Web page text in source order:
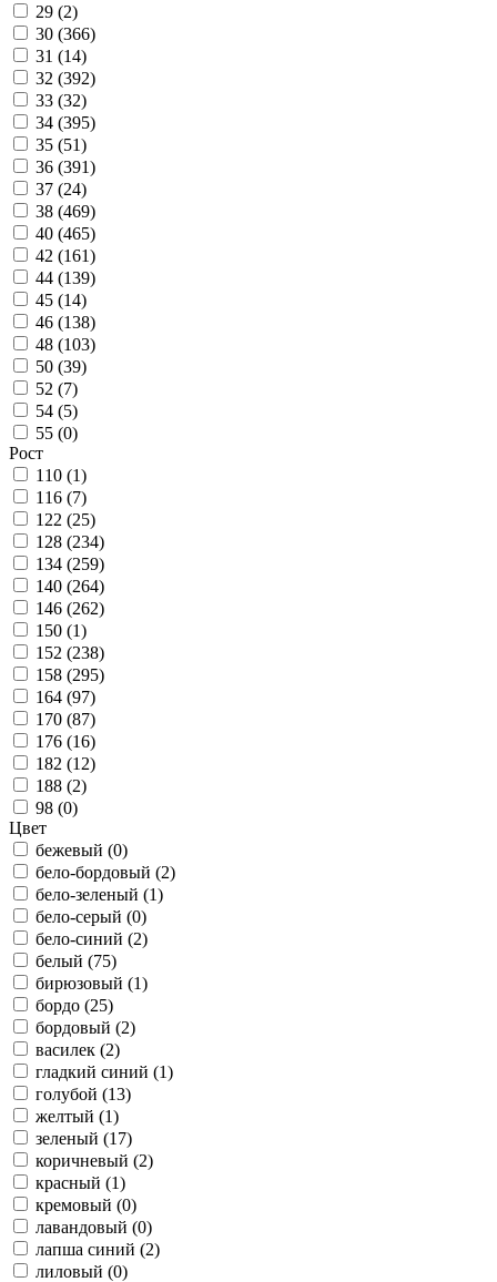
29 (2)
30 (366)
31 (14)
32 (392)
33 (32)
34 (395)
35 (51)
36 (391)
37 (24)
38 (469)
40 (465)
42 (161)
44 (139)
45 (14)
46 (138)
48 (103)
50 (39)
52 (7)
54 (5)
55 (0)
Рост
110 (1)
116 (7)
122 (25)
128 (234)
134 (259)
140 (264)
146 (262)
150 (1)
152 (238)
158 (295)
164 (97)
170 (87)
176 (16)
182 (12)
188 (2)
98 (0)
Цвет
бежевый (0)
бело-бордовый (2)
бело-зеленый (1)
бело-серый (0)
бело-синий (2)
белый (75)
бирюзовый (1)
бордо (25)
бордовый (2)
василек (2)
гладкий синий (1)
голубой (13)
желтый (1)
зеленый (17)
коричневый (2)
красный (1)
кремовый (0)
лавандовый (0)
лапша синий (2)
лиловый (0)